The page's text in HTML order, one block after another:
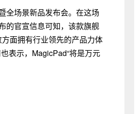
全场景新品发布会。在这场
的官宣信息可知，该款旗舰
面拥有行业领先的产品力体
表示，MagicPad“将是万元